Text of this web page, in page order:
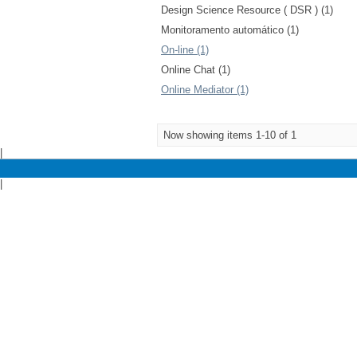
Design Science Resource ( DSR ) (1)
Monitoramento automático (1)
On-line (1)
Online Chat (1)
Online Mediator (1)
Now showing items 1-10 of 1